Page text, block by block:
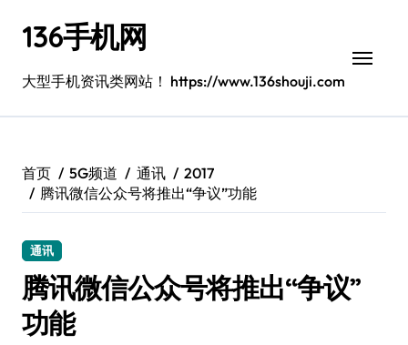
136手机网
大型手机资讯类网站！ https://www.136shouji.com
首页 5G频道 通讯
2017
腾讯微信公众号将推出“争议”功能
通讯
腾讯微信公众号将推出“争议”
功能